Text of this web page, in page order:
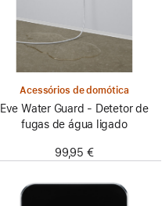
Acessórios de domótica
Eve Water Guard - Detetor de
fugas de água ligado
99,95 €